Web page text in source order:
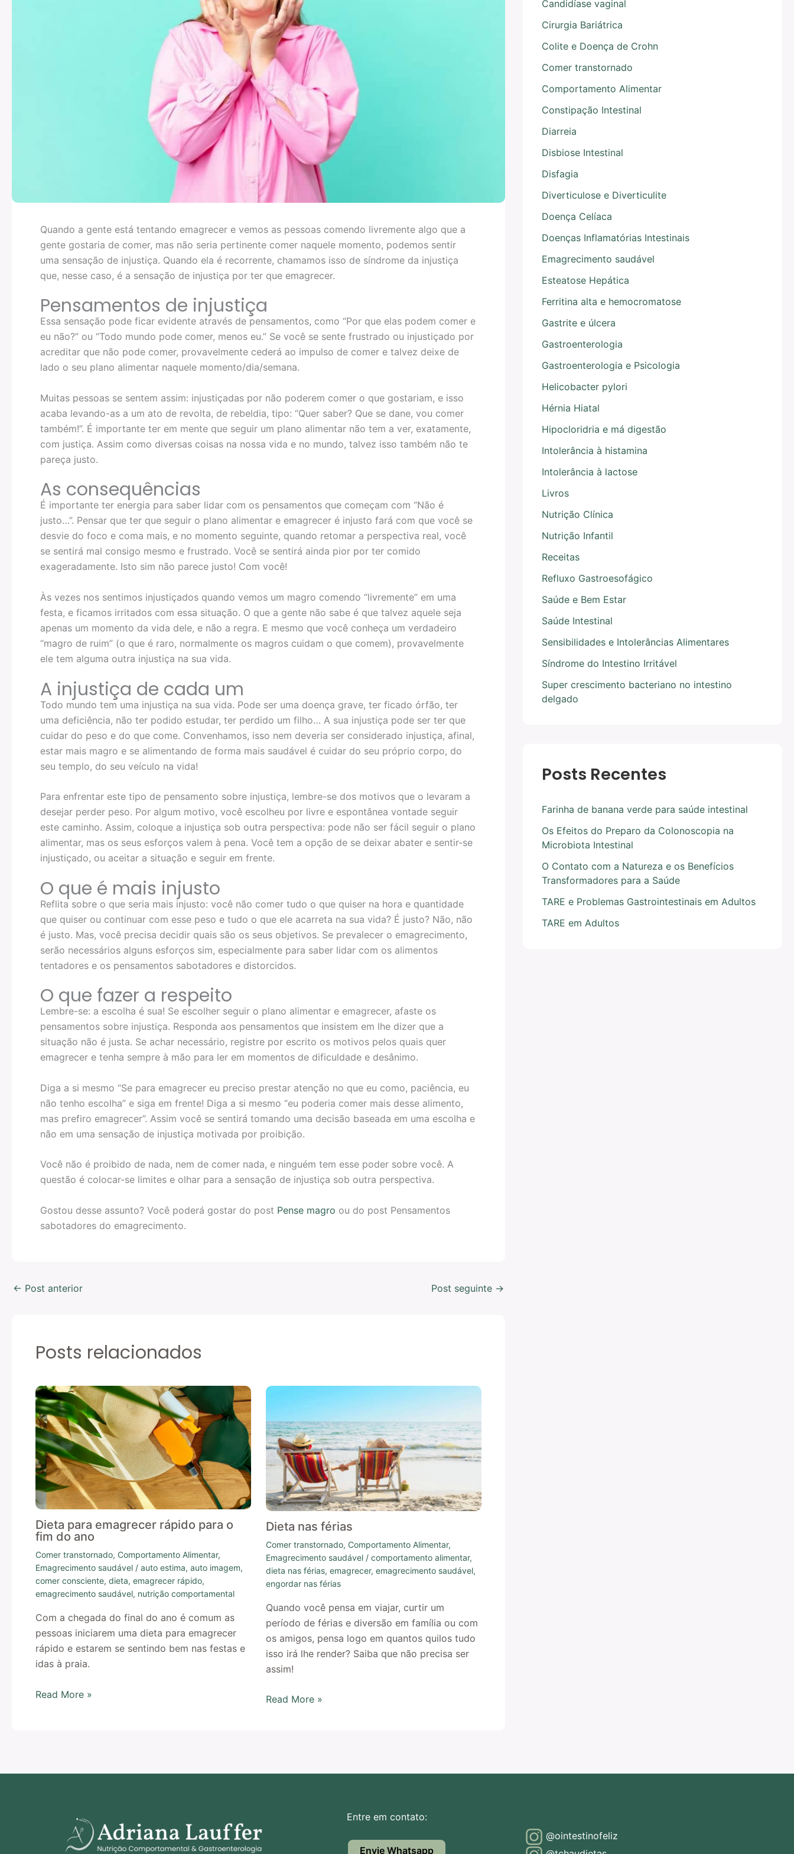
Quando a gente está tentando emagrecer e vemos as pessoas comendo livremente algo que a
gente gostaria de comer, mas não seria pertinente comer naquele momento, podemos sentir
uma sensação de injustiça. Quando ela é recorrente, chamamos isso de síndrome da injustiça
que, nesse caso, é a sensação de injustiça por ter que emagrecer.
Pensamentos de injustiça
Essa sensação pode ficar evidente através de pensamentos, como “Por que elas podem comer e
eu não?” ou “Todo mundo pode comer, menos eu.” Se você se sente frustrado ou injustiçado por
acreditar que não pode comer, provavelmente cederá ao impulso de comer e talvez deixe de
lado o seu plano alimentar naquele momento/dia/semana.
Muitas pessoas se sentem assim: injustiçadas por não poderem comer o que gostariam, e isso
acaba levando-as a um ato de revolta, de rebeldia, tipo: “Quer saber? Que se dane, vou comer
também!”. É importante ter em mente que seguir um plano alimentar não tem a ver, exatamente,
com justiça. Assim como diversas coisas na nossa vida e no mundo, talvez isso também não te
pareça justo.
As consequências
É importante ter energia para saber lidar com os pensamentos que começam com “Não é
justo…”. Pensar que ter que seguir o plano alimentar e emagrecer é injusto fará com que você se
desvie do foco e coma mais, e no momento seguinte, quando retomar a perspectiva real, você
se sentirá mal consigo mesmo e frustrado. Você se sentirá ainda pior por ter comido
exageradamente. Isto sim não parece justo! Com você!
Às vezes nos sentimos injustiçados quando vemos um magro comendo “livremente” em uma
festa, e ficamos irritados com essa situação. O que a gente não sabe é que talvez aquele seja
apenas um momento da vida dele, e não a regra. E mesmo que você conheça um verdadeiro
“magro de ruim” (o que é raro, normalmente os magros cuidam o que comem), provavelmente
ele tem alguma outra injustiça na sua vida.
A injustiça de cada um
Todo mundo tem uma injustiça na sua vida. Pode ser uma doença grave, ter ficado órfão, ter
uma deficiência, não ter podido estudar, ter perdido um filho… A sua injustiça pode ser ter que
cuidar do peso e do que come. Convenhamos, isso nem deveria ser considerado injustiça, afinal,
estar mais magro e se alimentando de forma mais saudável é cuidar do seu próprio corpo, do
seu templo, do seu veículo na vida!
Para enfrentar este tipo de pensamento sobre injustiça, lembre-se dos motivos que o levaram a
desejar perder peso. Por algum motivo, você escolheu por livre e espontânea vontade seguir
este caminho. Assim, coloque a injustiça sob outra perspectiva: pode não ser fácil seguir o plano
alimentar, mas os seus esforços valem à pena. Você tem a opção de se deixar abater e sentir-se
injustiçado, ou aceitar a situação e seguir em frente.
O que é mais injusto
Reflita sobre o que seria mais injusto: você não comer tudo o que quiser na hora e quantidade
que quiser ou continuar com esse peso e tudo o que ele acarreta na sua vida? É justo? Não, não
é justo. Mas, você precisa decidir quais são os seus objetivos. Se prevalecer o emagrecimento,
serão necessários alguns esforços sim, especialmente para saber lidar com os alimentos
tentadores e os pensamentos sabotadores e distorcidos.
O que fazer a respeito
Lembre-se: a escolha é sua! Se escolher seguir o plano alimentar e emagrecer, afaste os
pensamentos sobre injustiça. Responda aos pensamentos que insistem em lhe dizer que a
situação não é justa. Se achar necessário, registre por escrito os motivos pelos quais quer
emagrecer e tenha sempre à mão para ler em momentos de dificuldade e desânimo.
Diga a si mesmo “Se para emagrecer eu preciso prestar atenção no que eu como, paciência, eu
não tenho escolha” e siga em frente! Diga a si mesmo “eu poderia comer mais desse alimento,
mas prefiro emagrecer”. Assim você se sentirá tomando uma decisão baseada em uma escolha e
não em uma sensação de injustiça motivada por proibição.
Você não é proibido de nada, nem de comer nada, e ninguém tem esse poder sobre você. A
questão é colocar-se limites e olhar para a sensação de injustiça sob outra perspectiva.
Gostou desse assunto? Você poderá gostar do post Pense magro ou do post Pensamentos
sabotadores do emagrecimento.
← Post anterior Post seguinte →
Posts relacionados
Dieta para emagrecer rápido para o
fim do ano
Comer transtornado, Comportamento Alimentar,
Emagrecimento saudável / auto estima, auto imagem,
comer consciente, dieta, emagrecer rápido,
emagrecimento saudável, nutrição comportamental
Com a chegada do final do ano é comum as
pessoas iniciarem uma dieta para emagrecer
rápido e estarem se sentindo bem nas festas e
idas à praia.
Read More »
Dieta nas férias
Comer transtornado, Comportamento Alimentar,
Emagrecimento saudável/ comportamento alimentar,
dieta nas férias, emagrecer, emagrecimento saudável,
engordar nas férias
Quando você pensa em viajar, curtir um
período de férias e diversão em família ou com
os amigos, pensa logo em quantos quilos tudo
isso irá lhe render? Saiba que não precisa ser
assim!
Read More »
Candidíase vaginal
Cirurgia Bariátrica
Colite e Doença de Crohn
Comer transtornado
Comportamento Alimentar
Constipação Intestinal
Diarreia
Disbiose Intestinal
Disfagia
Diverticulose e Diverticulite
Doença Celíaca
Doenças Inflamatórias Intestinais
Emagrecimento saudável
Esteatose Hepática
Ferritina alta e hemocromatose
Gastrite e úlcera
Gastroenterologia
Gastroenterologia e Psicologia
Helicobacter pylori
Hérnia Hiatal
Hipocloridria e má digestão
Intolerância à histamina
Intolerância à lactose
Livros
Nutrição Clínica
Nutrição Infantil
Receitas
Refluxo Gastroesofágico
Saúde e Bem Estar
Saúde Intestinal
Sensibilidades e Intolerâncias Alimentares
Síndrome do Intestino Irritável
Super crescimento bacteriano no intestino
delgado
Posts Recentes
Farinha de banana verde para saúde intestinal
Os Efeitos do Preparo da Colonoscopia na
Microbiota Intestinal
O Contato com a Natureza e os Benefícios
Transformadores para a Saúde
TARE e Problemas Gastrointestinais em Adultos
TARE em Adultos
Entre em contato:
Envie Whatsapp
@ointestinofeliz